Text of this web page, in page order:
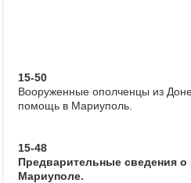
15-50
Вооруженные ополченцы из
помощь в Мариуполь.
15-48
Предварительные сведения о
Мариуполе.